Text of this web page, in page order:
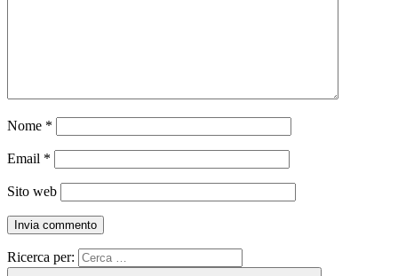
Nome *
Email *
Sito web
Ricerca per: